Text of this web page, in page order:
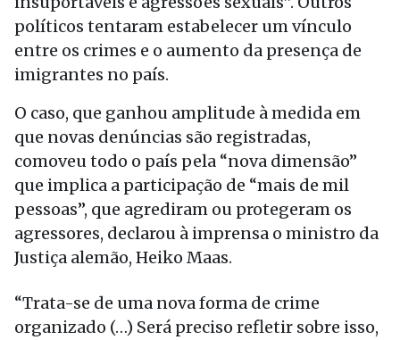
políticos tentaram estabelecer um vínculo
entre os crimes e o aumento da presença de
imigrantes no país.
O caso, que ganhou amplitude à medida em
que novas denúncias são registradas,
comoveu todo o país pela “nova dimensão”
que implica a participação de “mais de mil
pessoas”, que agrediram ou protegeram os
agressores, declarou à imprensa o ministro da
Justiça alemão, Heiko Maas.
“Trata-se de uma nova forma de crime
organizado (…) Será preciso refletir sobre isso,